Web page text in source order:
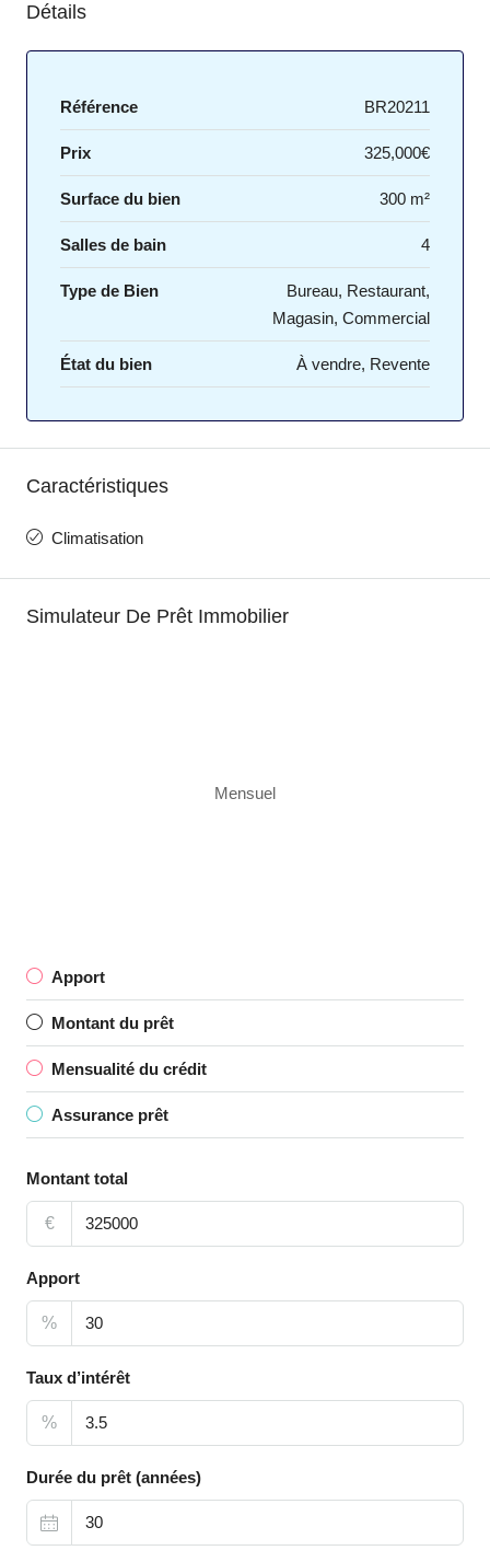
Détails
Référence BR20211
Prix 325,000€
Surface du bien 300 m²
Salles de bain 4
Type de Bien
Bureau, Restaurant,
Magasin, Commercial
État du bien À vendre, Revente
Caractéristiques
Climatisation
Simulateur De Prêt Immobilier
Mensuel
Apport
Montant du prêt
Mensualité du crédit
Assurance prêt
Montant total
€
Apport
%
Taux d’intérêt
%
Durée du prêt (années)